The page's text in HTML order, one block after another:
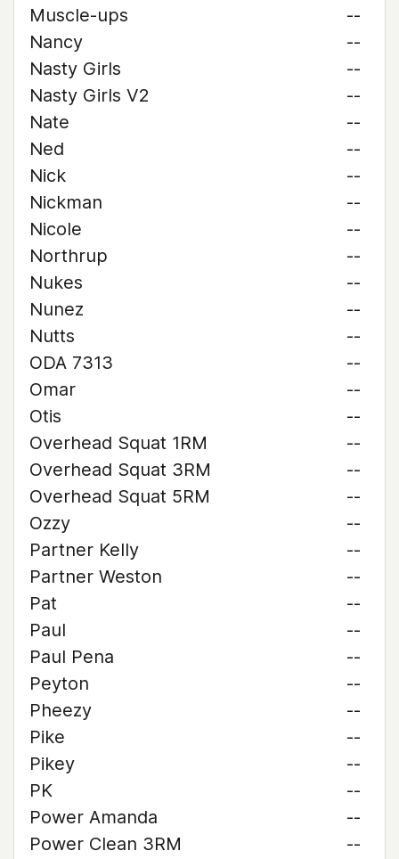
Muscle-ups
--
Nancy
--
Nasty Girls
--
Nasty Girls V2
--
Nate
--
Ned
--
Nick
--
Nickman
--
Nicole
--
Northrup
--
Nukes
--
Nunez
--
Nutts
--
ODA 7313
--
Omar
--
Otis
--
Overhead Squat 1RM
--
Overhead Squat 3RM
--
Overhead Squat 5RM
--
Ozzy
--
Partner Kelly
--
Partner Weston
--
Pat
--
Paul
--
Paul Pena
--
Peyton
--
Pheezy
--
Pike
--
Pikey
--
PK
--
Power Amanda
--
Power Clean 3RM
--